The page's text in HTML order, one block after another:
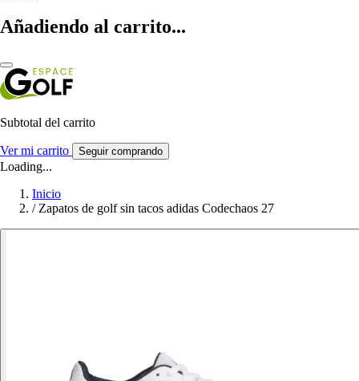
Añadiendo al carrito...
Subtotal del carrito
Ver mi carrito Seguir comprando
Loading...
Inicio
/ Zapatos de golf sin tacos adidas Codechaos 27